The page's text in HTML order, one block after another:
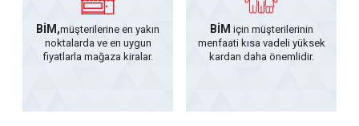
BİM,müşterilerine en yakın
noktalarda ve en uygun
fiyatlarla mağaza kiralar.
BİM için müşterilerinin
menfaati kısa vadeli yüksek
kardan daha önemlidir.